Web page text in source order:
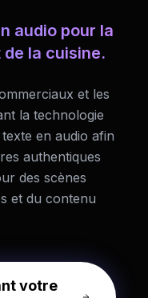
audio pour la
la cuisine.
et les
la technologie
en audio afin
authentiques
des scènes
et du contenu
votre